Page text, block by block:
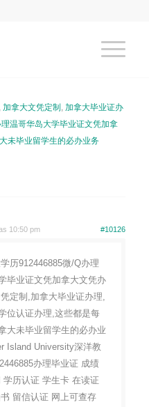
, 加拿大文凭定制 , 加拿大毕业证办
温哥华岛大学毕业证文凭加拿
未毕业留学生的必办业务
10:50 pm #10126
历912446885微/Q办理
毕业证文凭加拿大文凭办
定制,加拿大毕业证办理,
位认证办理,这些都是每
大未毕业留学生的必办业
Island University深洋教
办理毕业证 成绩
学历认证 学生卡 在读证
留信认证 网上可查存